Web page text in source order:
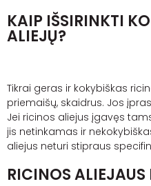
KAIP IŠSIRINKTI
ALIEJŲ?
Tikrai geras ir kokybiškas
priemaišų, skaidrus. Jos
Jei ricinos aliejus įgavęs
jis netinkamas ir
aliejus neturi stipraus
RICINOS